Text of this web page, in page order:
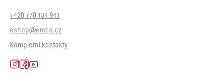
+420 770 134 941
eshop@emco.cz
Kompletní kontakty